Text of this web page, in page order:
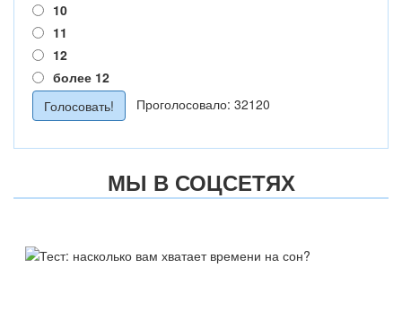
10
11
12
более 12
Проголосовало: 32120
МЫ В СОЦСЕТЯХ